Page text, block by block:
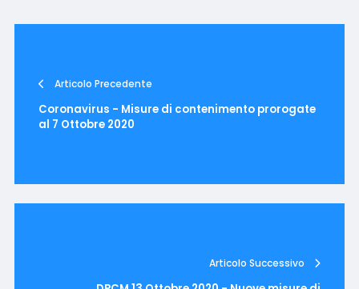
Articolo Precedente
Coronavirus - Misure di contenimento prorogate
al 7 Ottobre 2020
Articolo Successivo